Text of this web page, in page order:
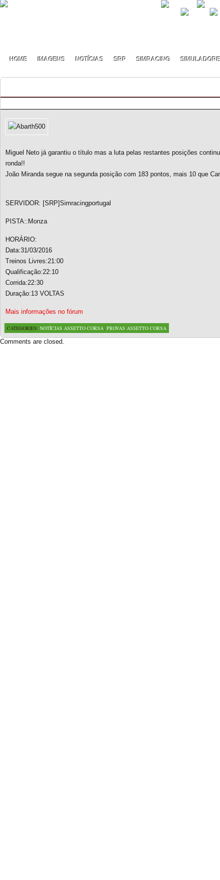
HOME IMAGENS NOTÍCIAS SRP SIMRACING
Miguel Neto já garantiu o título mas a luta pelas restantes posições
ronda!!
João Miranda segue na segunda posição com 183 pontos, mais 10 que
SERVIDOR: [SRP]Simracingportugal
PISTA::Monza
HORÁRIO:
Data:31/03/2016
Treinos Livres:21:00
Qualificação:22:10
Corrida:22:30
Duração:13 VOLTAS
Mais informações no fórum
CATEGORIES: NOTÍCIAS ASSETTO CORSA, PROVAS ASSETTO CORSA
Comments are closed.